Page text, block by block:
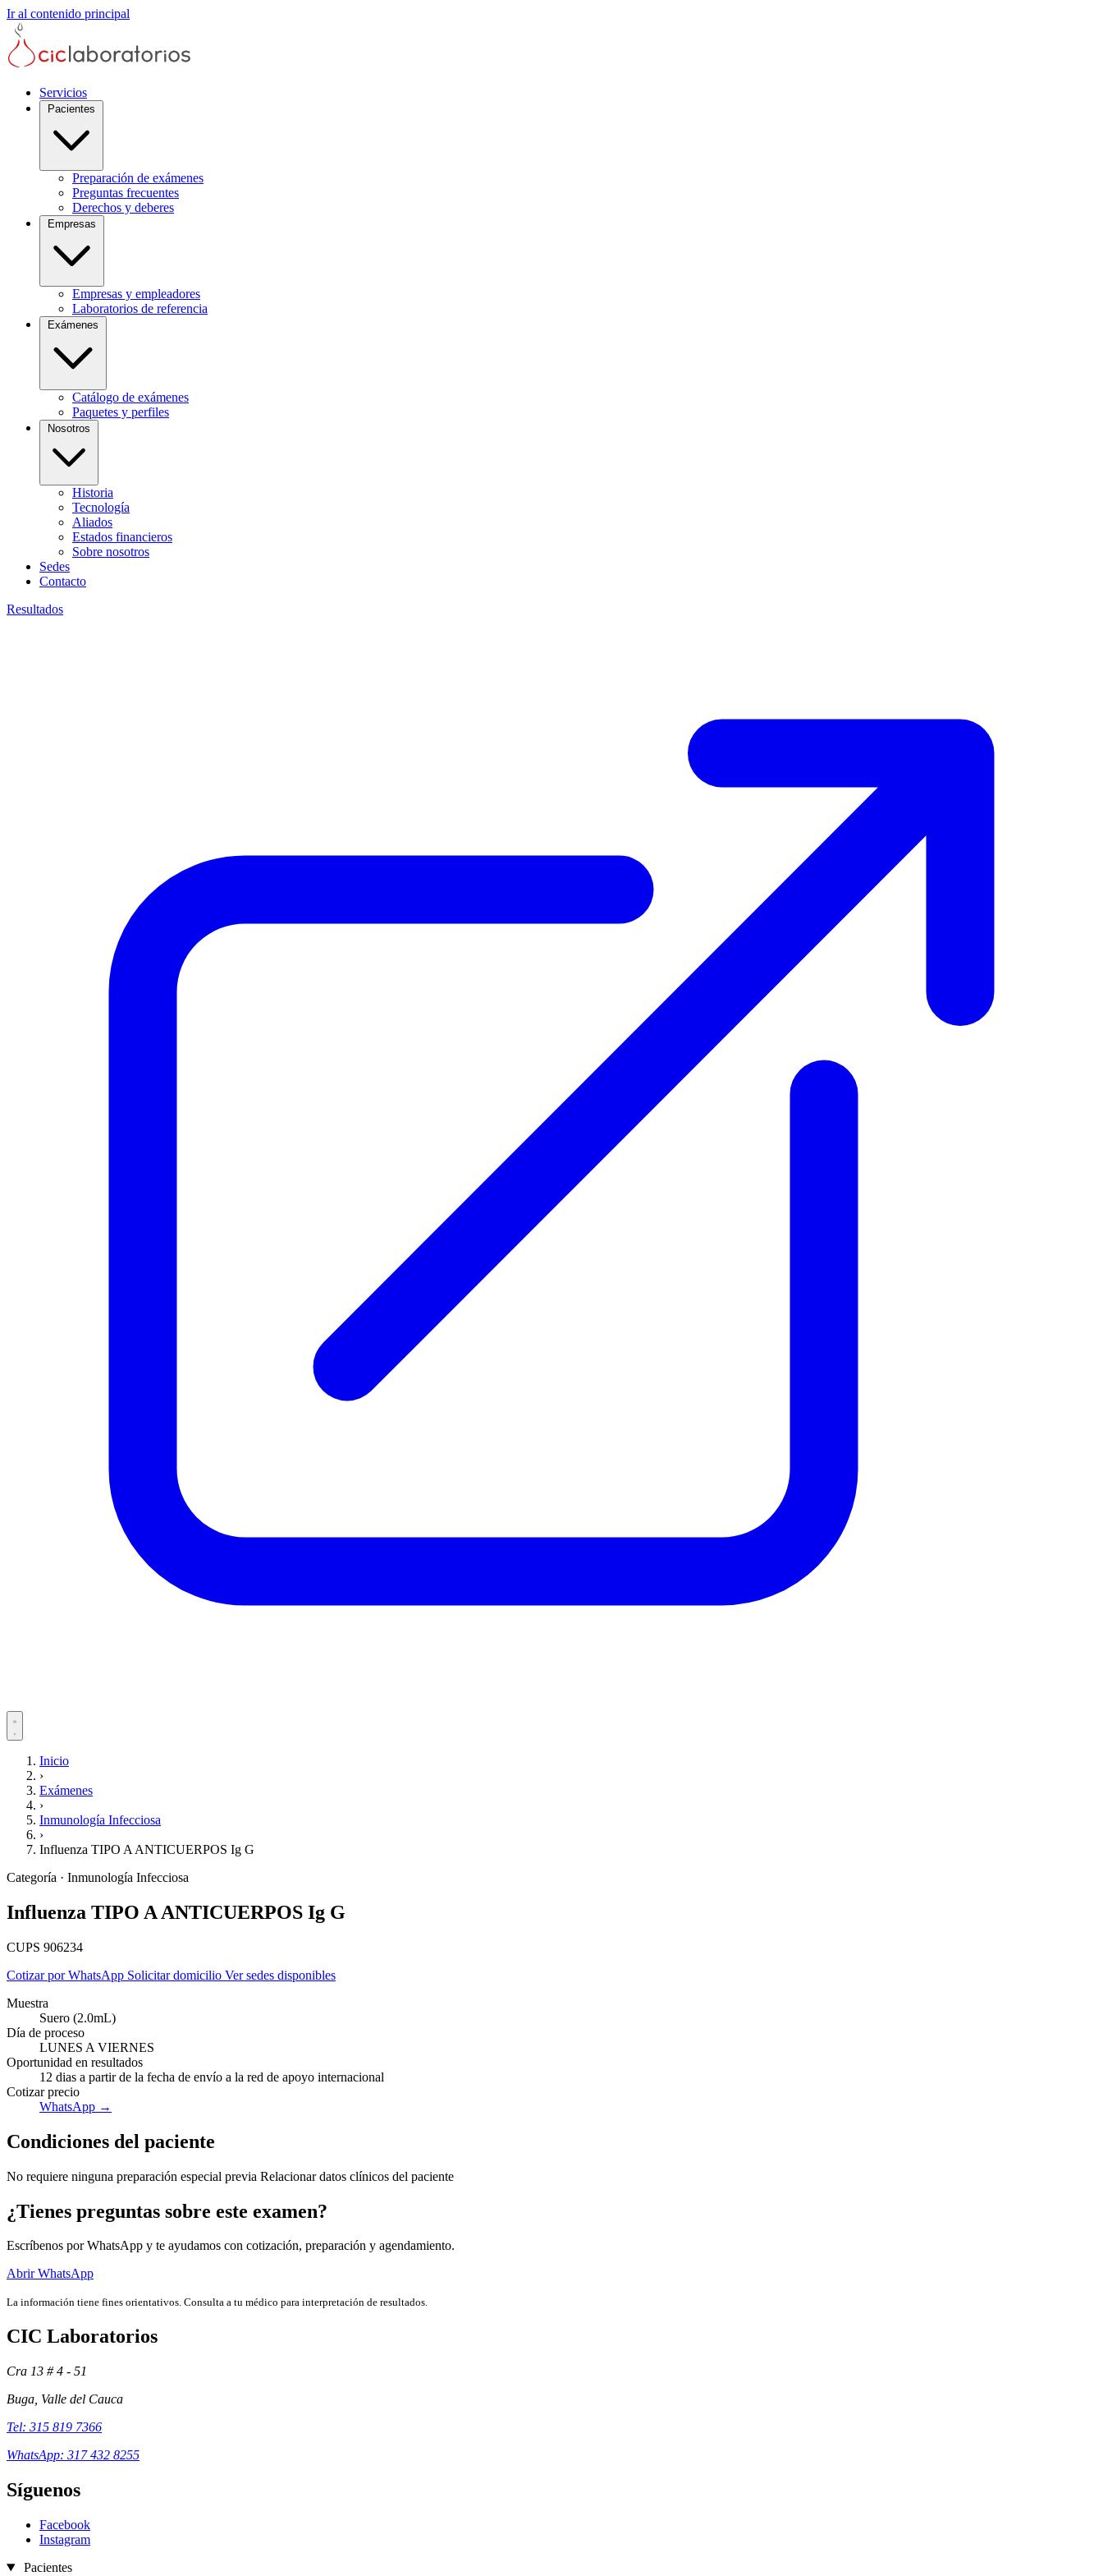
Ir al contenido principal
Servicios
Preparación de exámenes
Preguntas frecuentes
Derechos y deberes
Empresas y empleadores
Laboratorios de referencia
Catálogo de exámenes
Paquetes y perfiles
Historia
Tecnología
Aliados
Estados financieros
Sobre nosotros
Sedes
Contacto
Resultados
Servicios
Inicio
›
Exámenes
›
Inmunología Infecciosa
›
Influenza TIPO A ANTICUERPOS Ig G
Categoría · Inmunología Infecciosa
Influenza TIPO A ANTICUERPOS Ig G
CUPS 906234
Cotizar por WhatsApp Solicitar domicilio Ver sedes disponibles
Muestra
Suero (2.0mL)
Día de proceso
LUNES A VIERNES
Oportunidad en resultados
12 dias a partir de la fecha de envío a la red de apoyo internacional
Cotizar precio
WhatsApp →
Condiciones del paciente
No requiere ninguna preparación especial previa Relacionar datos clínicos del paciente
¿Tienes preguntas sobre este examen?
Escríbenos por WhatsApp y te ayudamos con cotización, preparación y agendamiento.
Abrir WhatsApp
La información tiene fines orientativos. Consulta a tu médico para interpretación de resultados.
CIC Laboratorios
Cra 13 # 4 - 51
Buga, Valle del Cauca
Tel: 315 819 7366
WhatsApp: 317 432 8255
Síguenos
Facebook
Instagram
Pacientes